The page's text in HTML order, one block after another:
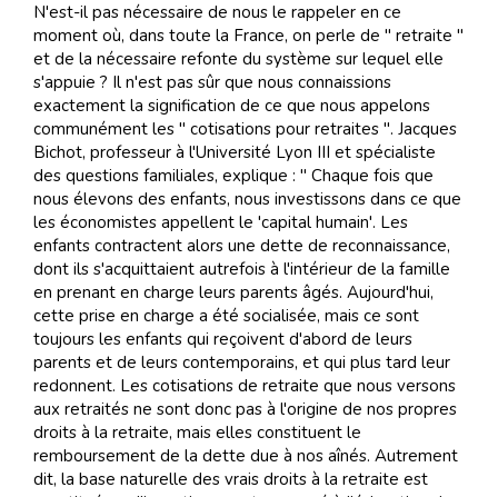
N'est-il pas nécessaire de nous le rappeler en ce
moment où, dans toute la France, on perle de " retraite "
et de la nécessaire refonte du système sur lequel elle
s'appuie ? Il n'est pas sûr que nous connaissions
exactement la signification de ce que nous appelons
communément les " cotisations pour retraites ". Jacques
Bichot, professeur à l'Université Lyon III et spécialiste
des questions familiales, explique : " Chaque fois que
nous élevons des enfants, nous investissons dans ce que
les économistes appellent le 'capital humain'. Les
enfants contractent alors une dette de reconnaissance,
dont ils s'acquittaient autrefois à l'intérieur de la famille
en prenant en charge leurs parents âgés. Aujourd'hui,
cette prise en charge a été socialisée, mais ce sont
toujours les enfants qui reçoivent d'abord de leurs
parents et de leurs contemporains, et qui plus tard leur
redonnent. Les cotisations de retraite que nous versons
aux retraités ne sont donc pas à l'origine de nos propres
droits à la retraite, mais elles constituent le
remboursement de la dette due à nos aînés. Autrement
dit, la base naturelle des vrais droits à la retraite est